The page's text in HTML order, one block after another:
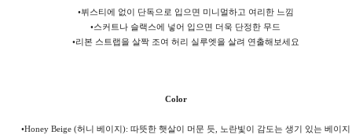
•뷔스티에 없이 단독으로 입으면 미니멀하고 여리한 느낌
•스커트나 슬랙스에 넣어 입으면 더욱 단정한 무드
•리본 스트랩을 살짝 조여 허리 실루엣을 살려 연출해보세요
Color
•Honey Beige (허니 베이지): 따뜻한 햇살이 머문 듯, 노란빛이 감도는 생기 있는 베이지